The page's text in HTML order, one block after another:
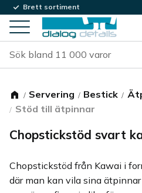
Meny
Brett sortiment
Servering Bestick
Stöd till ätpinnar
Chopstickstöd svart
Chopstickstöd från Kawai i
där man kan vila sina